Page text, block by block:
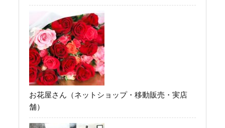
お花屋さん（ネットショップ・移動販売・実店
舗）